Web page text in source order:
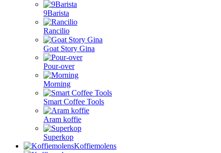
9Barista
Rancilio
Goat Story Gina
Pour-over
Morning
Smart Coffee Tools
Aram koffie
Superkop
Koffiemolens